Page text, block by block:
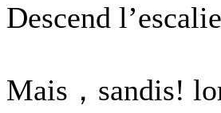
Descend
Mais，sandis!